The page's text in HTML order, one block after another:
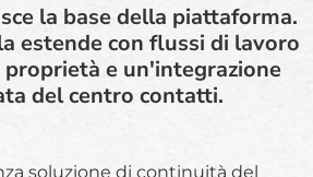
la base della piattaforma.
estende con flussi di lavoro
proprietà e un'integrazione
del centro contatti.
soluzione di continuità del